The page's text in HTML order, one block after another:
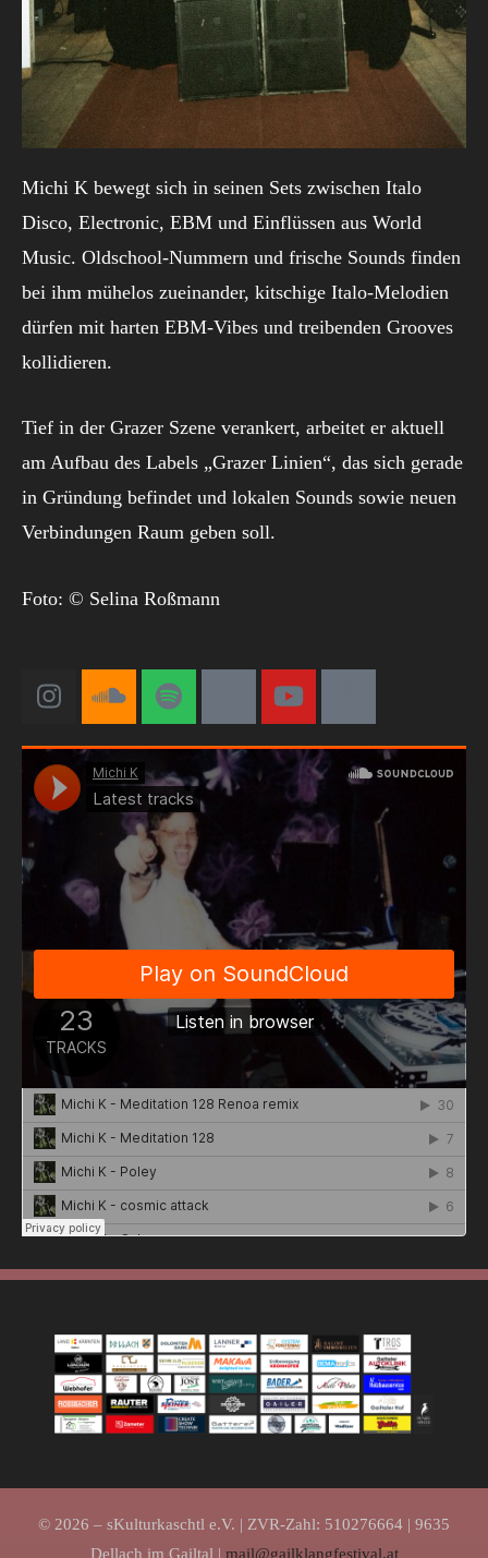
Michi K bewegt sich in seinen Sets zwischen Italo
Disco, Electronic, EBM und Einflüssen aus World
Music. Oldschool-Nummern und frische Sounds finden
bei ihm mühelos zueinander, kitschige Italo-Melodien
dürfen mit harten EBM-Vibes und treibenden Grooves
kollidieren.
Tief in der Grazer Szene verankert, arbeitet er aktuell
am Aufbau des Labels „Grazer Linien“, das sich gerade
in Gründung befindet und lokalen Sounds sowie neuen
Verbindungen Raum geben soll.
Foto: © Selina Roßmann
© 2026 – sKulturkaschtl e.V. | ZVR-Zahl: 510276664 | 9635
Dellach im Gailtal | mail@gailklangfestival.at